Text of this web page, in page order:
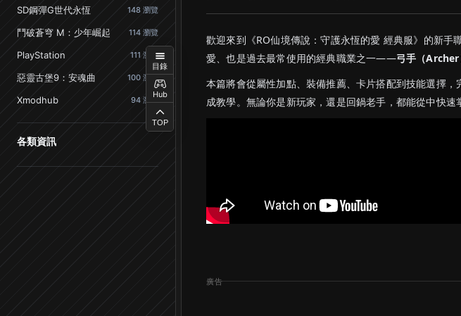
SD鋼彈G世代永恆 148 瀏覽
鬥破蒼穹 M：少年崛起 114 瀏覽
PlayStation 111 瀏覽
惡靈古堡9：安魂曲 100 瀏覽
Xmodhub 94 瀏覽
各類資訊
歡迎來到《RO仙境傳說：守護永恆的愛 經典服》的新手
愛、也是過去最常使用的經典職業之一——弓手（Archer
本篇將會從屬性加點、裝備推薦、卡片搭配到技能選擇
成教學。無論你是新玩家，還是回鍋老手，都能從中快速
目錄
Hub
TOP